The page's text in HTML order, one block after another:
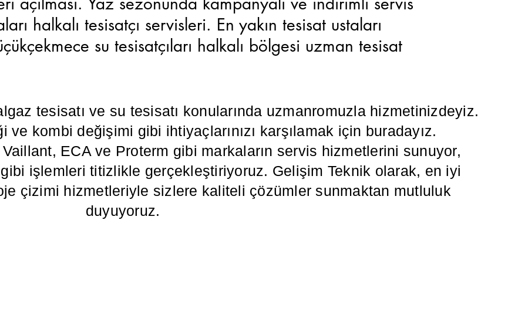
halkalı tesisatçı servisleri. En yakın tesisat ustaları
su tesisatçıları halkalı bölgesi uzman tesisat
tesisatı ve su tesisatı konularında uzmanromuzla hizmetinizdeyiz.
ve kombi değişimi gibi ihtiyaçlarınızı karşılamak için buradayız.
ECA ve Proterm gibi markaların servis hizmetlerini sunuyor,
işlemleri titizlikle gerçekleştiriyoruz. Gelişim Teknik olarak, en iyi
çizimi hizmetleriyle sizlere kaliteli çözümler sunmaktan mutluluk
duyuyoruz.